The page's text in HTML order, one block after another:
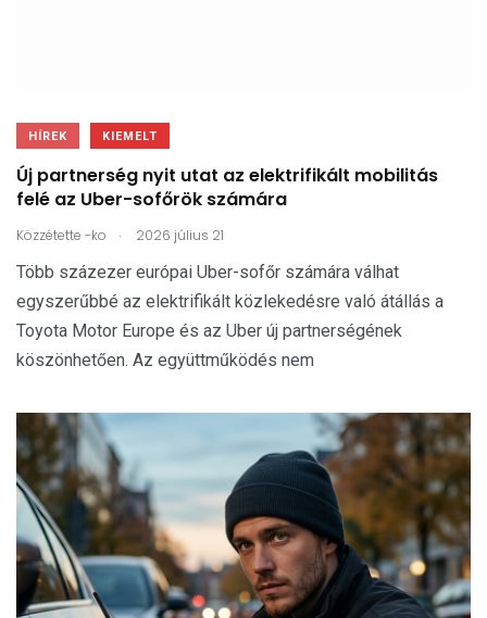
HÍREK KIEMELT
Új partnerség nyit utat az elektrifikált mobilitás
felé az Uber-sofőrök számára
Közzétette -ko . 2026 július 21
Több százezer európai Uber-sofőr számára válhat
egyszerűbbé az elektrifikált közlekedésre való átállás a
Toyota Motor Europe és az Uber új partnerségének
köszönhetően. Az együttműködés nem